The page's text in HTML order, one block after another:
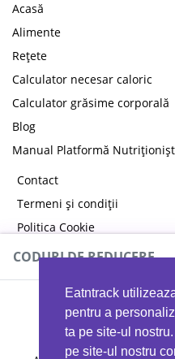
Eatntrack
pentru a
ta pe site-ul
pe site-ul nostru
Acasă
Alimente
Rețete
Calculator necesar caloric
Calculator grăsime corporală
Blog
Manual Platformă
Contact
Termeni și condiții
Politica Cookie
Politica de confidențialitate
CODURI DE REDUCERE